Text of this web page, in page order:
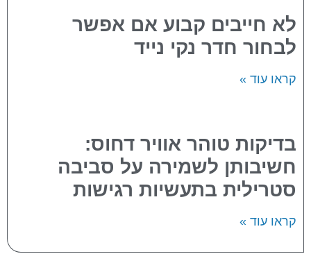
לא חייבים קבוע אם אפשר
לבחור חדר נקי נייד
קראו עוד »
בדיקות טוהר אוויר דחוס:
חשיבותן לשמירה על סביבה
סטרילית בתעשיות רגישות
קראו עוד »